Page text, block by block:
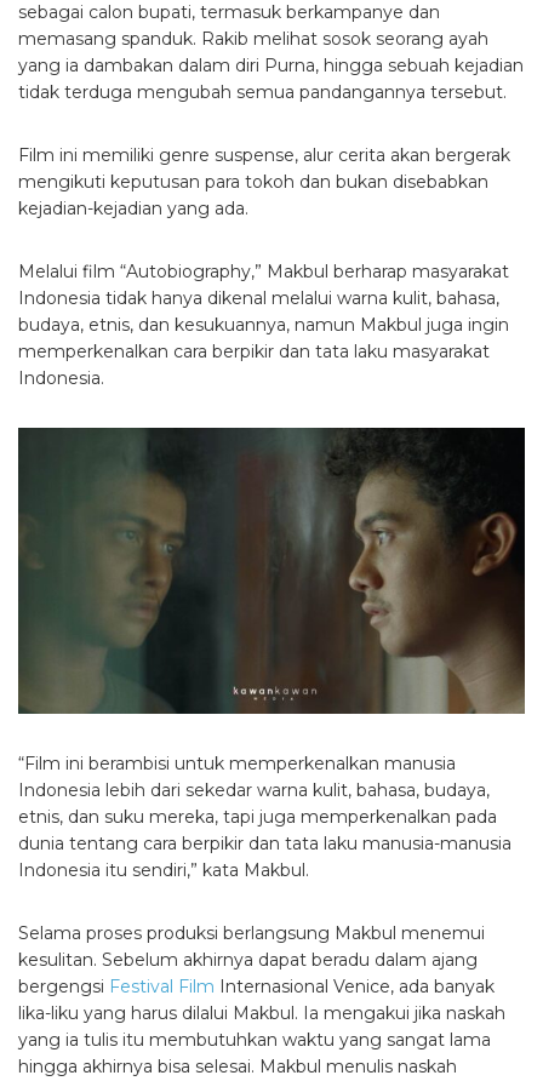
sebagai calon bupati, termasuk berkampanye dan
memasang spanduk. Rakib melihat sosok seorang ayah
yang ia dambakan dalam diri Purna, hingga sebuah kejadian
tidak terduga mengubah semua pandangannya tersebut.
Film ini memiliki genre suspense, alur cerita akan bergerak
mengikuti keputusan para tokoh dan bukan disebabkan
kejadian-kejadian yang ada.
Melalui film “Autobiography,” Makbul berharap masyarakat
Indonesia tidak hanya dikenal melalui warna kulit, bahasa,
budaya, etnis, dan kesukuannya, namun Makbul juga ingin
memperkenalkan cara berpikir dan tata laku masyarakat
Indonesia.
“Film ini berambisi untuk memperkenalkan manusia
Indonesia lebih dari sekedar warna kulit, bahasa, budaya,
etnis, dan suku mereka, tapi juga memperkenalkan pada
dunia tentang cara berpikir dan tata laku manusia-manusia
Indonesia itu sendiri,” kata Makbul.
Selama proses produksi berlangsung Makbul menemui
kesulitan. Sebelum akhirnya dapat beradu dalam ajang
bergengsi Festival Film Internasional Venice, ada banyak
lika-liku yang harus dilalui Makbul. Ia mengakui jika naskah
yang ia tulis itu membutuhkan waktu yang sangat lama
hingga akhirnya bisa selesai. Makbul menulis naskah